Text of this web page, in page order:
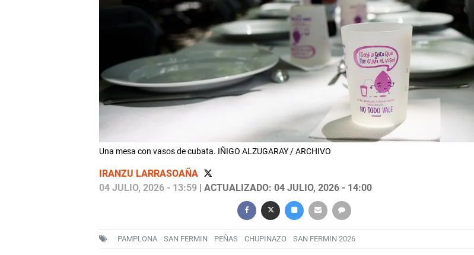
Una mesa con vasos de cubata. IÑIGO ALZUGARAY / ARCHIVO
IRANZU LARRASOAÑA
04 JULIO, 2026 - 13:59| ACTUALIZADO: 04 JULIO, 2026 - 14:00
PAMPLONA SAN FERMIN PEÑAS CHUPINAZO SAN FERMIN 2026